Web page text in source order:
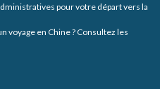
pour votre départ vers la
voyage en Chine ? Consultez les